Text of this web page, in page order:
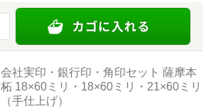
会社実印・銀行印・角印セット 薩摩本
柘 18×60ミリ・18×60ミリ・21×60ミリ
（手仕上げ）